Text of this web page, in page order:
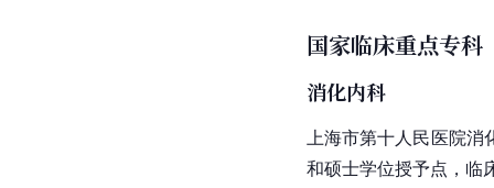
国家临床重点专科
消化内科
上海市第十人民医院消
和硕士学位授予点， 临